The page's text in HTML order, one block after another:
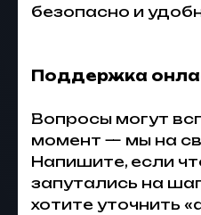
безопасно и
Поддержка
Вопросы могут
момент — мы на
Напишите, если
запутались на
хотите уточнить